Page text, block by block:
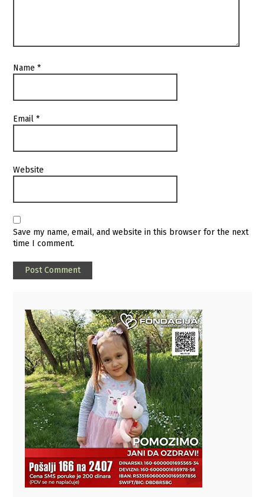
Name*
Email*
Website
Save my name, email, and website in this browser for the next
time I comment.